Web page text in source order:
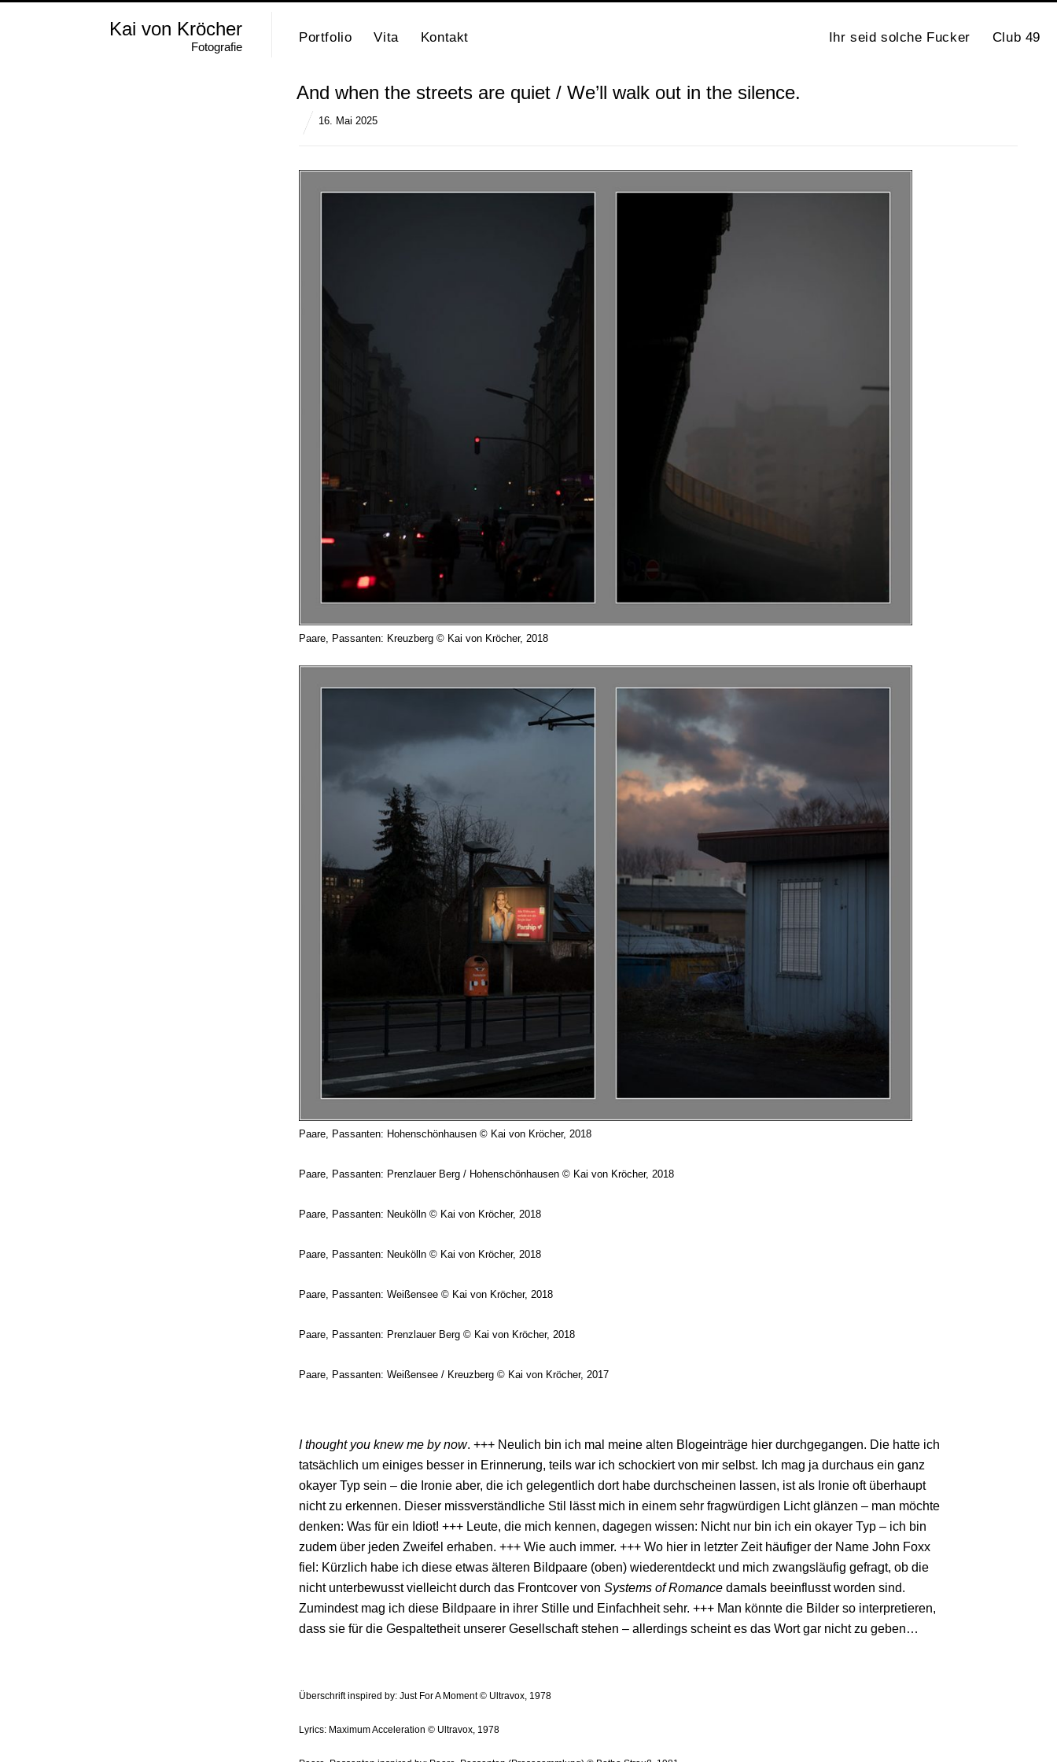
Kai von Kröcher
Fotografie
Portfolio Vita Kontakt Ihr seid solche Fucker Club 49
And when the streets are quiet / We’ll walk out in the silence.
16. Mai 2025
Paare, Passanten: Kreuzberg © Kai von Kröcher, 2018
Paare, Passanten: Hohenschönhausen © Kai von Kröcher, 2018
Paare, Passanten: Prenzlauer Berg / Hohenschönhausen © Kai von Kröcher, 2018
Paare, Passanten: Neukölln © Kai von Kröcher, 2018
Paare, Passanten: Neukölln © Kai von Kröcher, 2018
Paare, Passanten: Weißensee © Kai von Kröcher, 2018
Paare, Passanten: Prenzlauer Berg © Kai von Kröcher, 2018
Paare, Passanten: Weißensee / Kreuzberg © Kai von Kröcher, 2017
I thought you knew me by now. +++ Neulich bin ich mal meine alten Blogeinträge hier durchgegangen. Die hatte ich
tatsächlich um einiges besser in Erinnerung, teils war ich schockiert von mir selbst. Ich mag ja durchaus ein ganz
okayer Typ sein – die Ironie aber, die ich gelegentlich dort habe durchscheinen lassen, ist als Ironie oft überhaupt
nicht zu erkennen. Dieser missverständliche Stil lässt mich in einem sehr fragwürdigen Licht glänzen – man möchte
denken: Was für ein Idiot! +++ Leute, die mich kennen, dagegen wissen: Nicht nur bin ich ein okayer Typ – ich bin
zudem über jeden Zweifel erhaben. +++ Wie auch immer. +++ Wo hier in letzter Zeit häufiger der Name John Foxx
fiel: Kürzlich habe ich diese etwas älteren Bildpaare (oben) wiederentdeckt und mich zwangsläufig gefragt, ob die
nicht unterbewusst vielleicht durch das Frontcover von Systems of Romance damals beeinflusst worden sind.
Zumindest mag ich diese Bildpaare in ihrer Stille und Einfachheit sehr. +++ Man könnte die Bilder so interpretieren,
dass sie für die Gespaltetheit unserer Gesellschaft stehen – allerdings scheint es das Wort gar nicht zu geben…
Überschrift inspired by: Just For A Moment © Ultravox, 1978
Lyrics: Maximum Acceleration © Ultravox, 1978